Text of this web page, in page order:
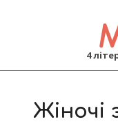
4
Жіночі